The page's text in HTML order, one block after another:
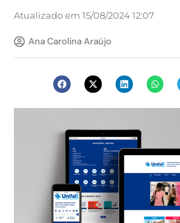
Atualizado em 15/08/2024 12:07
Ana Carolina Araújo